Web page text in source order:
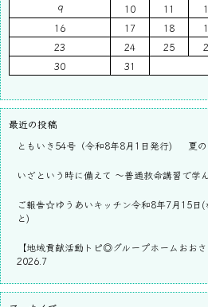
9
10 11
16
17 18
23
24 25
30
31
最近の投稿
ともいき54号（令和8年8月1日発行)
夏
いざという時に備えて ～普通救命講習で学
ご報告☆ゆうあいキッチン令和8年7月15日(
と)
【地域貢献活動トピ◎グループホームおお
2026.7